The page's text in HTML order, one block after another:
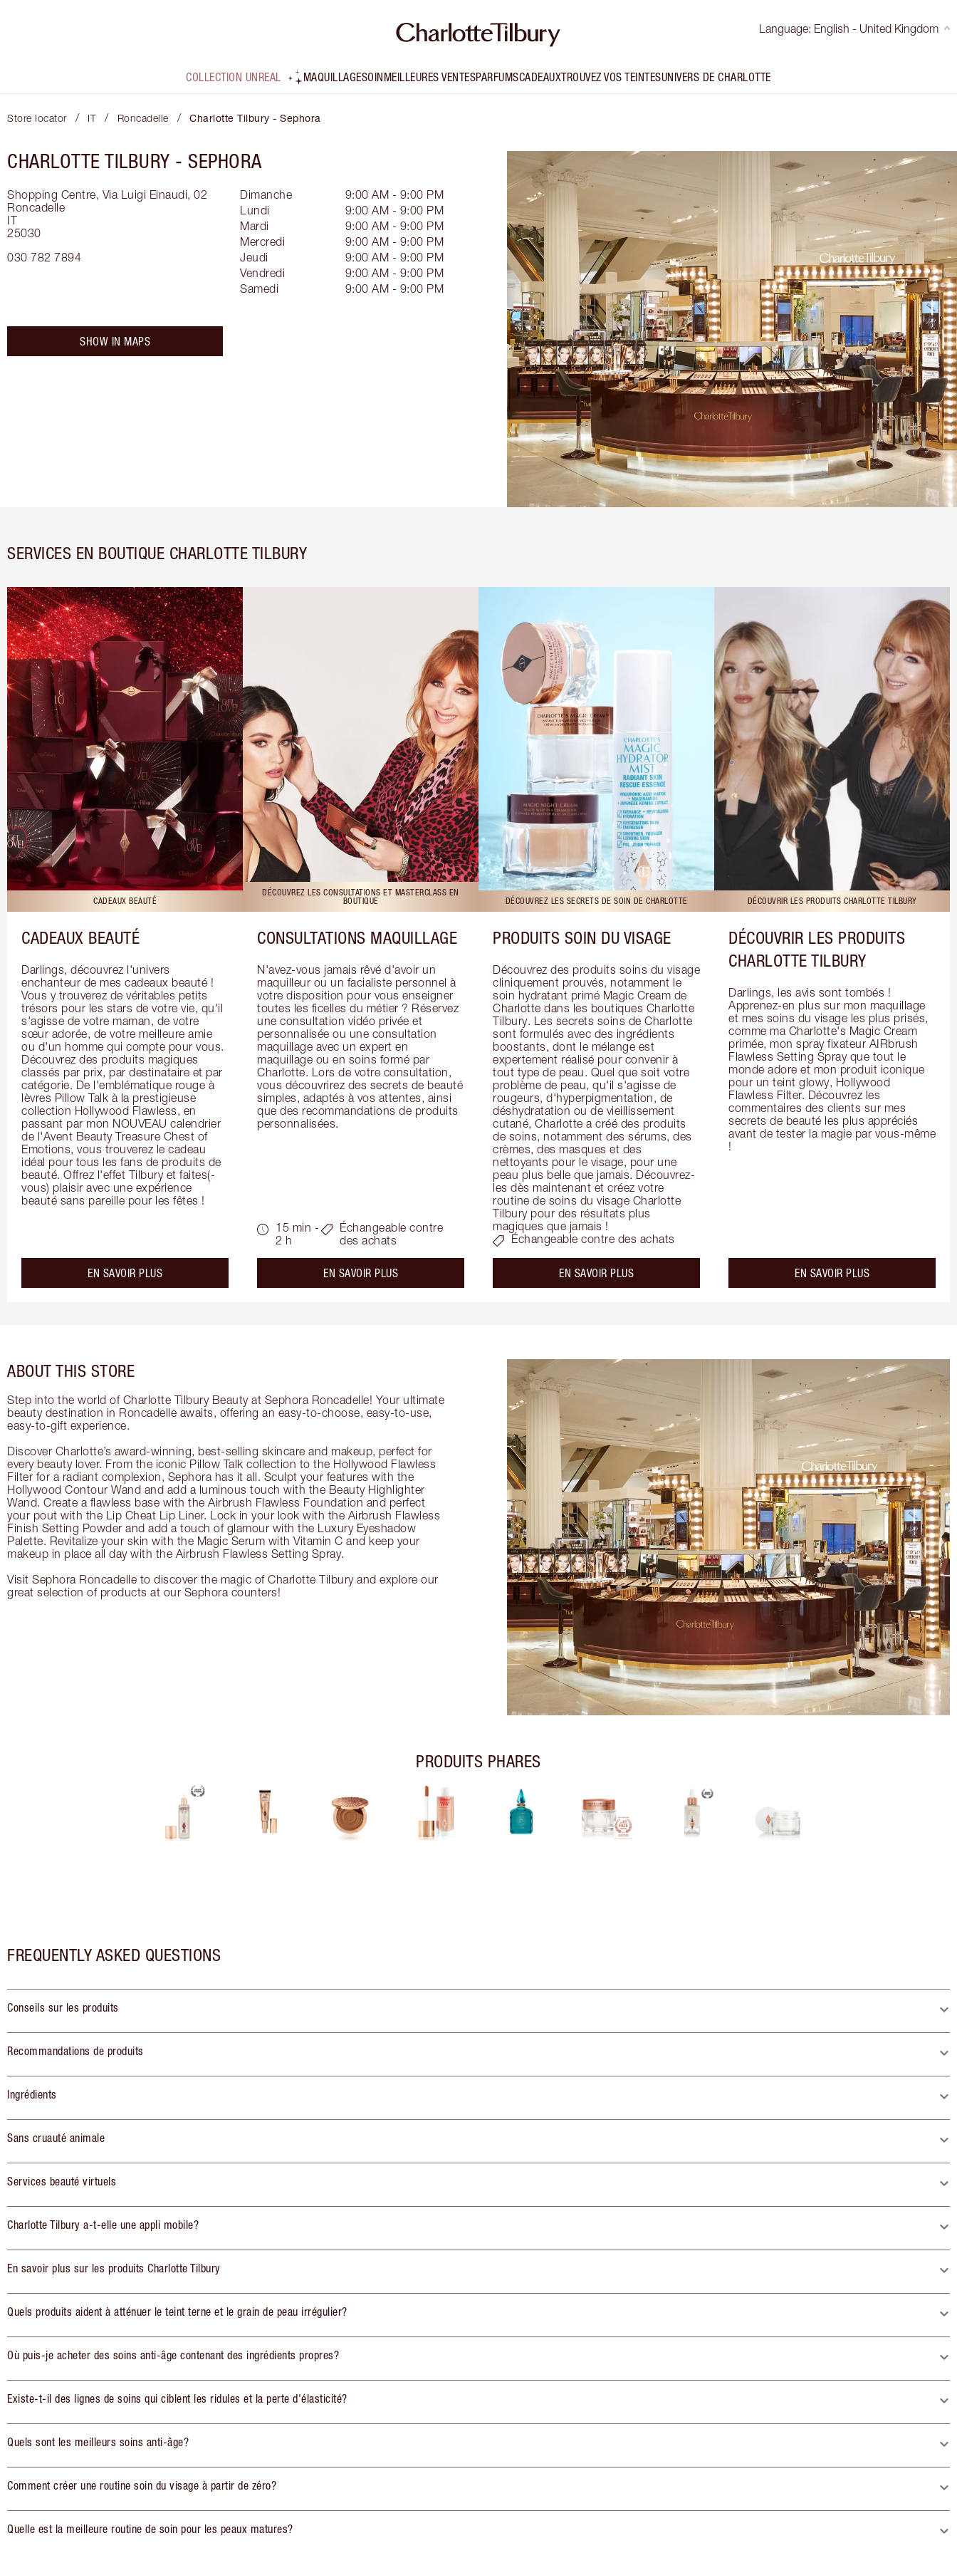
Language: English - United Kingdom
COLLECTION UNREAL MAQUILLAGESOINMEILLEURES VENTESPARFUMSCADEAUXTROUVEZ VOS TEINTESUNIVERS DE CHARLOTTE
Store locator / IT / Roncadelle / Charlotte Tilbury - Sephora
CHARLOTTE TILBURY - SEPHORA
Shopping Centre, Via Luigi Einaudi, 02
Roncadelle
IT
25030
030 782 7894
Dimanche
9:00 AM - 9:00 PM
Lundi
9:00 AM - 9:00 PM
Mardi
9:00 AM - 9:00 PM
Mercredi
9:00 AM - 9:00 PM
Jeudi
9:00 AM - 9:00 PM
Vendredi
9:00 AM - 9:00 PM
Samedi
9:00 AM - 9:00 PM
SHOW IN MAPS
SERVICES EN BOUTIQUE CHARLOTTE TILBURY
CADEAUX BEAUTÉ
CADEAUX BEAUTÉ
Darlings, découvrez l'univers
enchanteur de mes cadeaux beauté !
Vous y trouverez de véritables petits
trésors pour les stars de votre vie, qu'il
s'agisse de votre maman, de votre
sœur adorée, de votre meilleure amie
ou d'un homme qui compte pour vous.
Découvrez des produits magiques
classés par prix, par destinataire et par
catégorie. De l'emblématique rouge à
lèvres Pillow Talk à la prestigieuse
collection Hollywood Flawless, en
passant par mon NOUVEAU calendrier
de l'Avent Beauty Treasure Chest of
Emotions, vous trouverez le cadeau
idéal pour tous les fans de produits de
beauté. Offrez l'effet Tilbury et faites(-
vous) plaisir avec une expérience
beauté sans pareille pour les fêtes !
EN SAVOIR PLUSabout the
DÉCOUVREZ LES CONSULTATIONS ET MASTERCLASS EN
BOUTIQUE
CONSULTATIONS MAQUILLAGE
N'avez-vous jamais rêvé d'avoir un
maquilleur ou un facialiste personnel à
votre disposition pour vous enseigner
toutes les ficelles du métier ? Réservez
une consultation vidéo privée et
personnalisée ou une consultation
maquillage avec un expert en
maquillage ou en soins formé par
Charlotte. Lors de votre consultation,
vous découvrirez des secrets de beauté
simples, adaptés à vos attentes, ainsi
que des recommandations de produits
personnalisées.
15 min -
2 h
Échangeable contre
des achats
EN SAVOIR PLUSabout the
DÉCOUVREZ LES SECRETS DE SOIN DE CHARLOTTE
PRODUITS SOIN DU VISAGE
Découvrez des produits soins du visage
cliniquement prouvés, notamment le
soin hydratant primé Magic Cream de
Charlotte dans les boutiques Charlotte
Tilbury. Les secrets soins de Charlotte
sont formulés avec des ingrédients
boostants, dont le mélange est
expertement réalisé pour convenir à
tout type de peau. Quel que soit votre
problème de peau, qu'il s'agisse de
rougeurs, d'hyperpigmentation, de
déshydratation ou de vieillissement
cutané, Charlotte a créé des produits
de soins, notamment des sérums, des
crèmes, des masques et des
nettoyants pour le visage, pour une
peau plus belle que jamais. Découvrez-
les dès maintenant et créez votre
routine de soins du visage Charlotte
Tilbury pour des résultats plus
magiques que jamais !
Échangeable contre des achats
EN SAVOIR PLUSabout the
DÉCOUVRIR LES PRODUITS CHARLOTTE TILBURY
DÉCOUVRIR LES PRODUITS
CHARLOTTE TILBURY
Darlings, les avis sont tombés !
Apprenez-en plus sur mon maquillage
et mes soins du visage les plus prisés,
comme ma Charlotte's Magic Cream
primée, mon spray fixateur AIRbrush
Flawless Setting Spray que tout le
monde adore et mon produit iconique
pour un teint glowy, Hollywood
Flawless Filter. Découvrez les
commentaires des clients sur mes
secrets de beauté les plus appréciés
avant de tester la magie par vous-même
!
EN SAVOIR PLUSabout the
ABOUT THIS STORE
Step into the world of Charlotte Tilbury Beauty at Sephora Roncadelle! Your ultimate
beauty destination in Roncadelle awaits, offering an easy-to-choose, easy-to-use,
easy-to-gift experience.
Discover Charlotte’s award-winning, best-selling skincare and makeup, perfect for
every beauty lover. From the iconic Pillow Talk collection to the Hollywood Flawless
Filter for a radiant complexion, Sephora has it all. Sculpt your features with the
Hollywood Contour Wand and add a luminous touch with the Beauty Highlighter
Wand. Create a flawless base with the Airbrush Flawless Foundation and perfect
your pout with the Lip Cheat Lip Liner. Lock in your look with the Airbrush Flawless
Finish Setting Powder and add a touch of glamour with the Luxury Eyeshadow
Palette. Revitalize your skin with the Magic Serum with Vitamin C and keep your
makeup in place all day with the Airbrush Flawless Setting Spray.
Visit Sephora Roncadelle to discover the magic of Charlotte Tilbury and explore our
great selection of products at our Sephora counters!
PRODUITS PHARES
FREQUENTLY ASKED QUESTIONS
Conseils sur les produits
Recommandations de produits
Ingrédients
Sans cruauté animale
Services beauté virtuels
Charlotte Tilbury a-t-elle une appli mobile?
En savoir plus sur les produits Charlotte Tilbury
Quels produits aident à atténuer le teint terne et le grain de peau irrégulier?
Où puis-je acheter des soins anti-âge contenant des ingrédients propres?
Existe-t-il des lignes de soins qui ciblent les ridules et la perte d'élasticité?
Quels sont les meilleurs soins anti-âge?
Comment créer une routine soin du visage à partir de zéro?
Quelle est la meilleure routine de soin pour les peaux matures?